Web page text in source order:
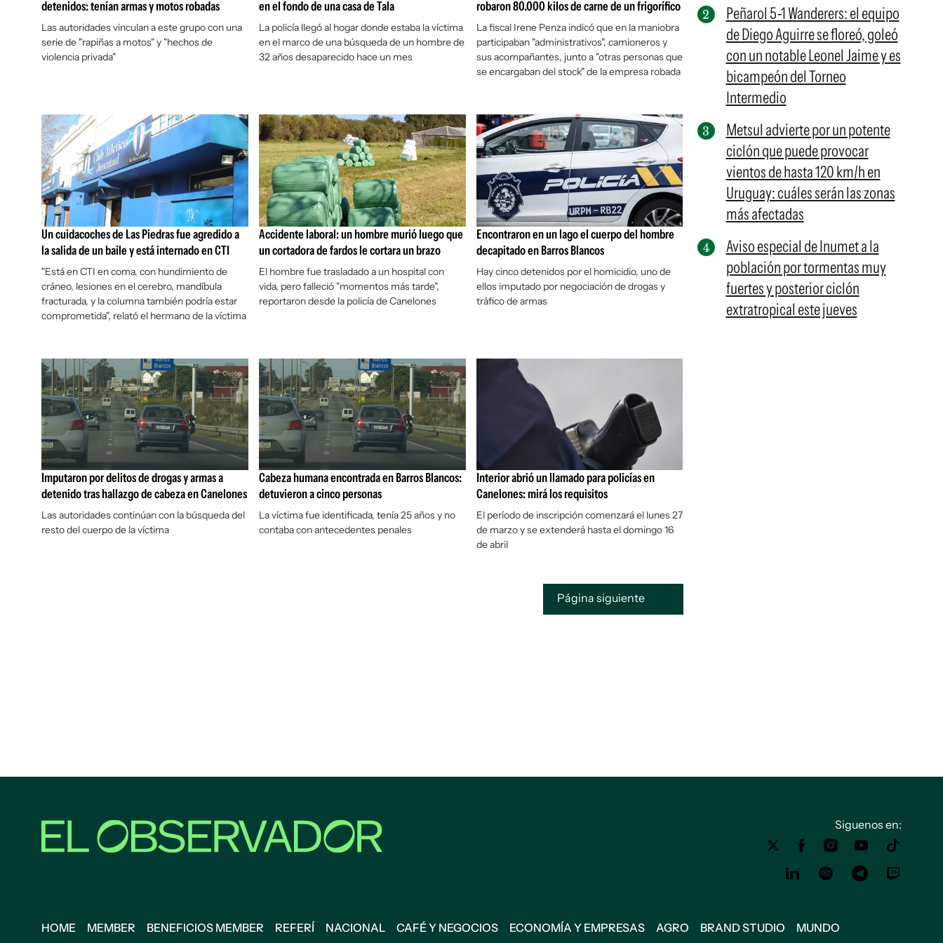
detenidos: tenían armas y motos robadas
Las autoridades vinculan a este grupo con una
serie de "rapiñas a motos" y "hechos de
violencia privada"
en el fondo de una casa de Tala
La policía llegó al hogar donde estaba la víctima
en el marco de una búsqueda de un hombre de
32 años desaparecido hace un mes
robaron 80.000 kilos de carne de un frigorífico
La fiscal Irene Penza indicó que en la maniobra
participaban "administrativos", camioneros y
sus acompañantes, junto a "otras personas que
se encargaban del stock" de la empresa robada
Un cuidacoches de Las Piedras fue agredido a
la salida de un baile y está internado en CTI
"Está en CTI en coma, con hundimiento de
cráneo, lesiones en el cerebro, mandíbula
fracturada, y la columna también podría estar
comprometida", relató el hermano de la víctima
Accidente laboral: un hombre murió luego que
un cortadora de fardos le cortara un brazo
El hombre fue trasladado a un hospital con
vida, pero falleció "momentos más tarde",
reportaron desde la policía de Canelones
Encontraron en un lago el cuerpo del hombre
decapitado en Barros Blancos
Hay cinco detenidos por el homicidio, uno de
ellos imputado por negociación de drogas y
tráfico de armas
Imputaron por delitos de drogas y armas a
detenido tras hallazgo de cabeza en Canelones
Las autoridades continúan con la búsqueda del
resto del cuerpo de la víctima
Cabeza humana encontrada en Barros Blancos:
detuvieron a cinco personas
La víctima fue identificada, tenía 25 años y no
contaba con antecedentes penales
Interior abrió un llamado para policías en
Canelones: mirá los requisitos
El período de inscripción comenzará el lunes 27
de marzo y se extenderá hasta el domingo 16
de abril
Página siguiente
Peñarol 5-1 Wanderers: el equipo
de Diego Aguirre se floreó, goleó
con un notable Leonel Jaime y es
bicampeón del Torneo
Intermedio
Metsul advierte por un potente
ciclón que puede provocar
vientos de hasta 120 km/h en
Uruguay: cuáles serán las zonas
más afectadas
Aviso especial de Inumet a la
población por tormentas muy
fuertes y posterior ciclón
extratropical este jueves
Siguenos en:
HOME MEMBER BENEFICIOS MEMBER REFERÍ NACIONAL CAFÉ Y NEGOCIOS ECONOMÍA Y EMPRESAS AGRO BRAND STUDIO MUNDO